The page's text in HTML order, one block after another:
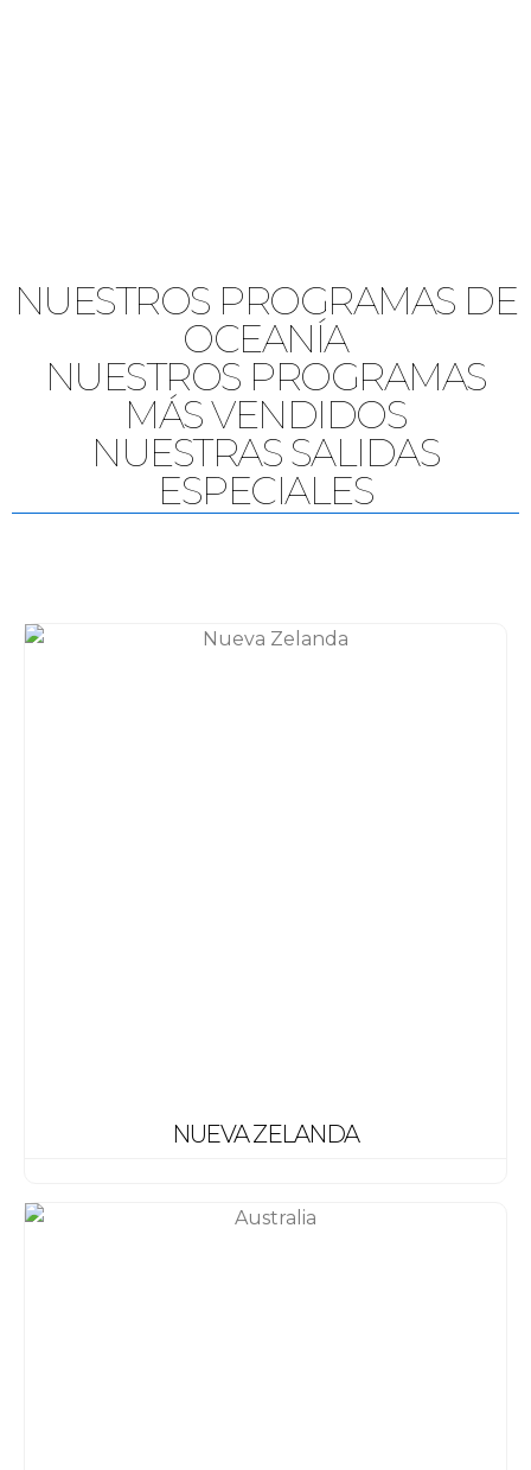
NUESTROS PROGRAMAS DE
OCEANÍA
NUESTROS PROGRAMAS
MÁS VENDIDOS
NUESTRAS SALIDAS
ESPECIALES
NUEVA ZELANDA